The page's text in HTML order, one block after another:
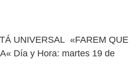
UNIVERSAL «FAREM QUE
Día y Hora: martes 19 de